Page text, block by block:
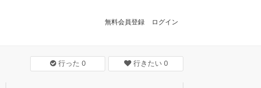
無料会員登録 ログイン
行った 0 行きたい 0